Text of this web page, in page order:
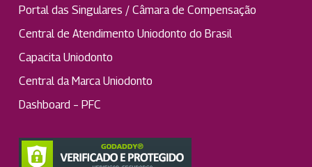
Portal das Singulares / Câmara de Compensação
Central de Atendimento Uniodonto do Brasil
Capacita Uniodonto
Central da Marca Uniodonto
Dashboard – PFC